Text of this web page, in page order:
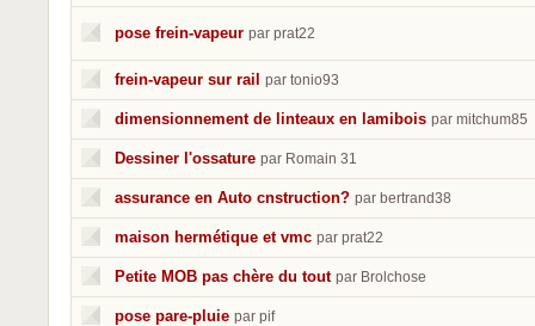
pose frein-vapeur par prat22
frein-vapeur sur rail par tonio93
dimensionnement de linteaux en lamibois par mitchum85
Dessiner l'ossature par Romain 31
assurance en Auto cnstruction? par bertrand38
maison hermétique et vmc par prat22
Petite MOB pas chère du tout par Brolchose
pose pare-pluie par pif